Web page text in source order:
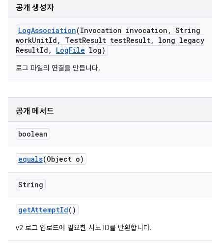
공개 생성자
LogAssociation(Invocation invocation , String
workUnitId , TestResult testResult,
long legacy
ResultId , LogFile log)
로그 파일의 연결을 만듭니다.
공개 메서드
boolean
equals(Object o)
String
getAttemptId()
v2 로그 업로드에 필요한 시도 ID를 반환합니다.